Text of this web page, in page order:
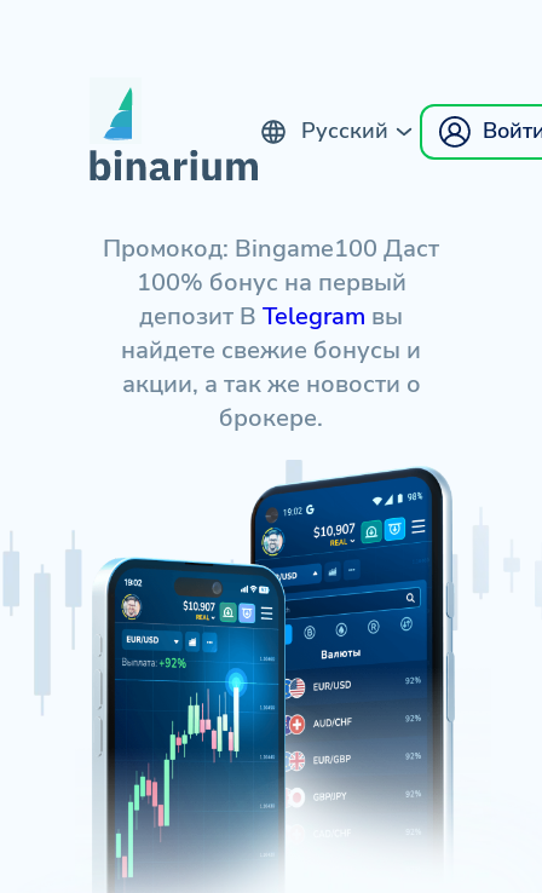
Русский
Промокод: Bingame100 Даст
100% бонус на первый
депозит В Telegram вы
найдете свежие бонусы и
акции, а так же новости о
брокере.